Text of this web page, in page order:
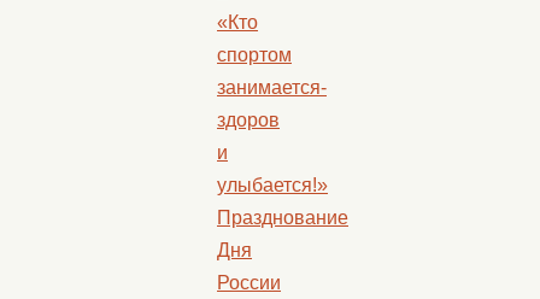
«Кто
спортом
занимается-
здоров
и
улыбается!»
Празднование
Дня
России